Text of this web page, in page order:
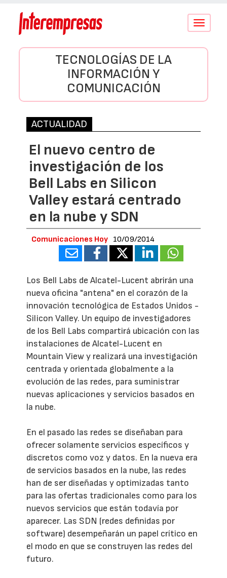
Conmutar
TECNOLOGÍAS DE LA
INFORMACIÓN Y
COMUNICACIÓN
ACTUALIDAD
El nuevo centro de
investigación de los
Bell Labs en Silicon
Valley estará centrado
en la nube y SDN
Comunicaciones Hoy 10/09/2014
Los Bell Labs de Alcatel-Lucent abrirán una
nueva oficina "antena" en el corazón de la
innovación tecnológica de Estados Unidos -
Silicon Valley. Un equipo de investigadores
de los Bell Labs compartirá ubicación con las
instalaciones de Alcatel-Lucent en
Mountain View y realizará una investigación
centrada y orientada globalmente a la
evolución de las redes, para suministrar
nuevas aplicaciones y servicios basados en
la nube.
En el pasado las redes se diseñaban para
ofrecer solamente servicios específicos y
discretos como voz y datos. En la nueva era
de servicios basados en la nube, las redes
han de ser diseñadas y optimizadas tanto
para las ofertas tradicionales como para los
nuevos servicios que están todavía por
aparecer. Las SDN (redes definidas por
software) desempeñarán un papel crítico en
el modo en que se construyen las redes del
futuro.